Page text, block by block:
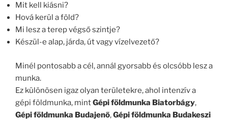
Mit kell kiásni?
Hová kerül a föld?
Mi lesz a terep végső szintje?
Készül-e alap, járda, út vagy vízelvezető?
Minél pontosabb a cél, annál gyorsabb és olcsóbb lesz a
munka.
Ez különösen igaz olyan területekre, ahol intenzív a
gépi földmunka, mintGépi földmunka Biatorbágy,
Gépi földmunka Budajenő,Gépi földmunka Budakeszi